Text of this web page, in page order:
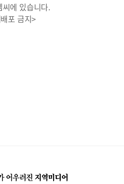
에 있습니다.
포 금지>